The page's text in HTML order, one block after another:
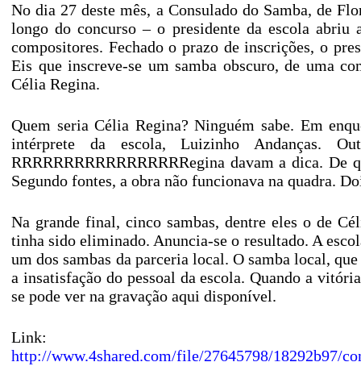
No dia 27 deste mês, a Consulado do Samba, de
longo do concurso – o presidente da escola abriu
compositores. Fechado o prazo de inscrições, o
Eis que inscreve-se um samba obscuro, de uma
Célia Regina.
Quem seria Célia Regina? Ninguém sabe. Em
intérprete da escola, Luizinho Andanças.
RRRRRRRRRRRRRRRRRegina davam a dica.
Segundo fontes, a obra não funcionava na quadra.
Na grande final, cinco sambas, dentre eles o de
tinha sido eliminado. Anuncia-se o resultado. A
um dos sambas da parceria local. O samba local,
a insatisfação do pessoal da escola. Quando a
se pode ver na gravação aqui disponível.
Link:
http://www.4shared.com/file/27645798/18292b97/